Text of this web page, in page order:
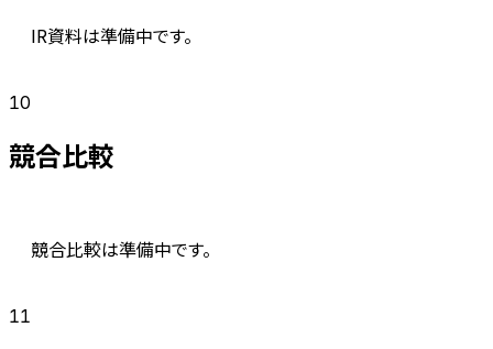
IR資料は準備中です。
10
競合比較
競合比較は準備中です。
11